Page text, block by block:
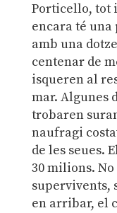
Porticello, tot
encara té
amb una
centenar de
isqueren al
mar. Algunes
trobaren
naufragi
de les seues.
30 milions.
supervivents,
en arribar, el